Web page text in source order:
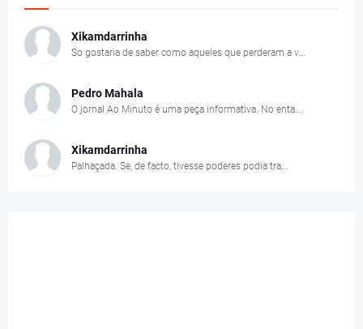
Xikamdarrinha
So gostaria de saber como aqueles que perderam a v...
Pedro Mahala
O jornal Ao Minuto é uma peça informativa. No enta...
Xikamdarrinha
Palhaçada. Se, de facto, tivesse poderes podia tra...